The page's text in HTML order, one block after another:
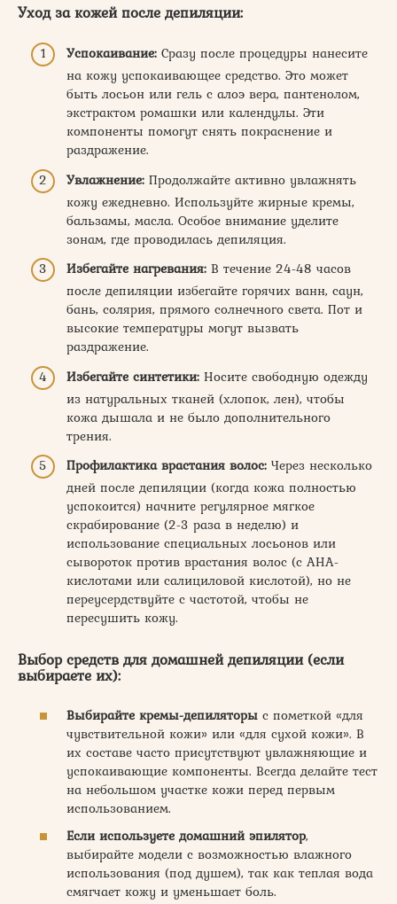
Уход за кожей после депиляции:
Успокаивание: Сразу после процедуры нанесите
на кожу успокаивающее средство. Это может
быть лосьон или гель с алоэ вера, пантенолом,
экстрактом ромашки или календулы. Эти
компоненты помогут снять покраснение и
раздражение.
Увлажнение: Продолжайте активно увлажнять
кожу ежедневно. Используйте жирные кремы,
бальзамы, масла. Особое внимание уделите
зонам, где проводилась депиляция.
Избегайте нагревания: В течение 24-48 часов
после депиляции избегайте горячих ванн, саун,
бань, солярия, прямого солнечного света. Пот и
высокие температуры могут вызвать
раздражение.
Избегайте синтетики: Носите свободную одежду
из натуральных тканей (хлопок, лен), чтобы
кожа дышала и не было дополнительного
трения.
Профилактика врастания волос: Через несколько
дней после депиляции (когда кожа полностью
успокоится) начните регулярное мягкое
скрабирование (2-3 раза в неделю) и
использование специальных лосьонов или
сывороток против врастания волос (с AHA-
кислотами или салициловой кислотой), но не
переусердствуйте с частотой, чтобы не
пересушить кожу.
Выбор средств для домашней депиляции (если
выбираете их):
Выбирайте кремы-депиляторы с пометкой «для
чувствительной кожи» или «для сухой кожи». В
их составе часто присутствуют увлажняющие и
успокаивающие компоненты. Всегда делайте тест
на небольшом участке кожи перед первым
использованием.
Если используете домашний эпилятор,
выбирайте модели с возможностью влажного
использования (под душем), так как теплая вода
смягчает кожу и уменьшает боль.